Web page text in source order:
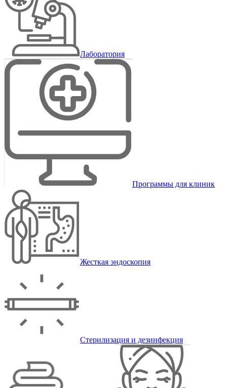
Лаборатория
Программы для клиник
Жесткая эндоскопия
Стерилизация и дезинфекция